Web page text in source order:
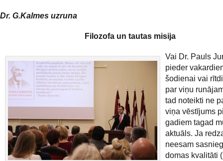
Dr. G.Kalmes uzruna
Filozofa un tautas misija
Vai Dr. Pauls
pieder
šodienai vai
par viņu
tad noteikti ne
viņa vēstījums
gadiem tagad
aktuāls. Ja
neesam
domas kvalitāti